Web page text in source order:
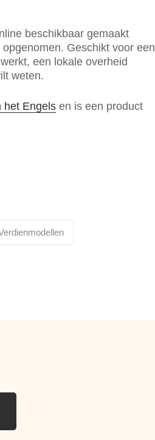
beschikbaar gemaakt
Geschikt voor een
een lokale overheid
weten.
het Engelsen is een product